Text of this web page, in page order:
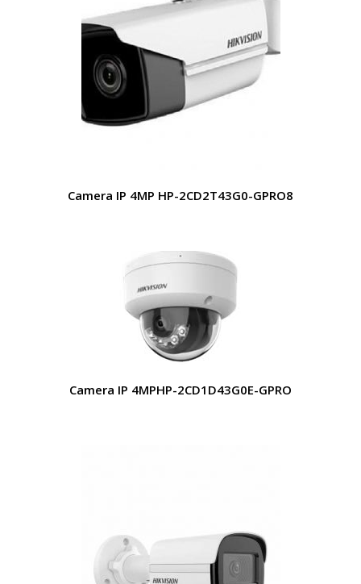
Camera IP 4MP HP-2CD2T43G0-GPRO8
Camera IP 4MPHP-2CD1D43G0E-GPRO